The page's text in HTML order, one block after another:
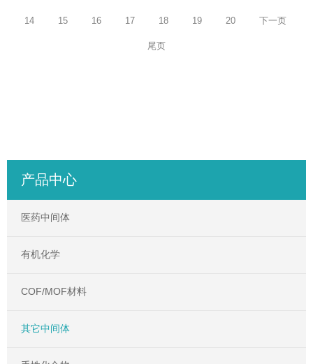
14 15 16 17 18 19 20 下一页
尾页
产品中心
医药中间体
有机化学
COF/MOF材料
其它中间体